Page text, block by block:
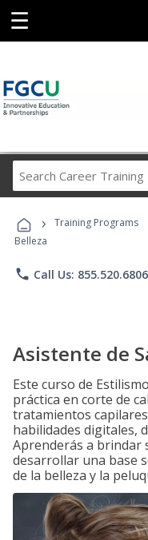
☰
› Training Programs
Belleza
phone Call Us: 855.520.6806
Asistente de
Este curso de
práctica en corte de
tratamientos
habilidades digitales,
Aprenderás a brindar
desarrollar una base
de la belleza y la